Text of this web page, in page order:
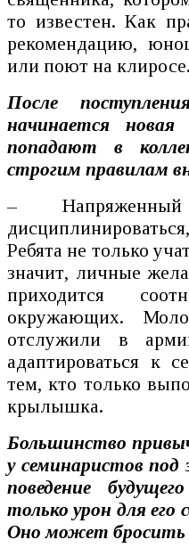
то известен. Как
рекомендацию,
или поют на клиросе.
После
начинается
попадают в
строгим правилам
–
Ребята не только
значит, личные
приходится
окружающих.
отслужили в
адаптироваться к
тем, кто только
крылышка.
Большинство
у семинаристов
поведение
только урон для его
Оно может бросить